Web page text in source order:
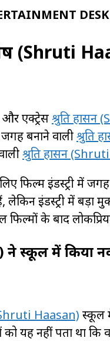
(Shruti
एक्ट्रेसश्रुति हासन
बनाने वालीश्रुति
श्रुति हासन
फिल्म इंडस्ट्री में
इंडस्ट्री में बड़ा
के बाद
नेस्कूल में किया
Haasan) स्कूल
यह नहीं पता था